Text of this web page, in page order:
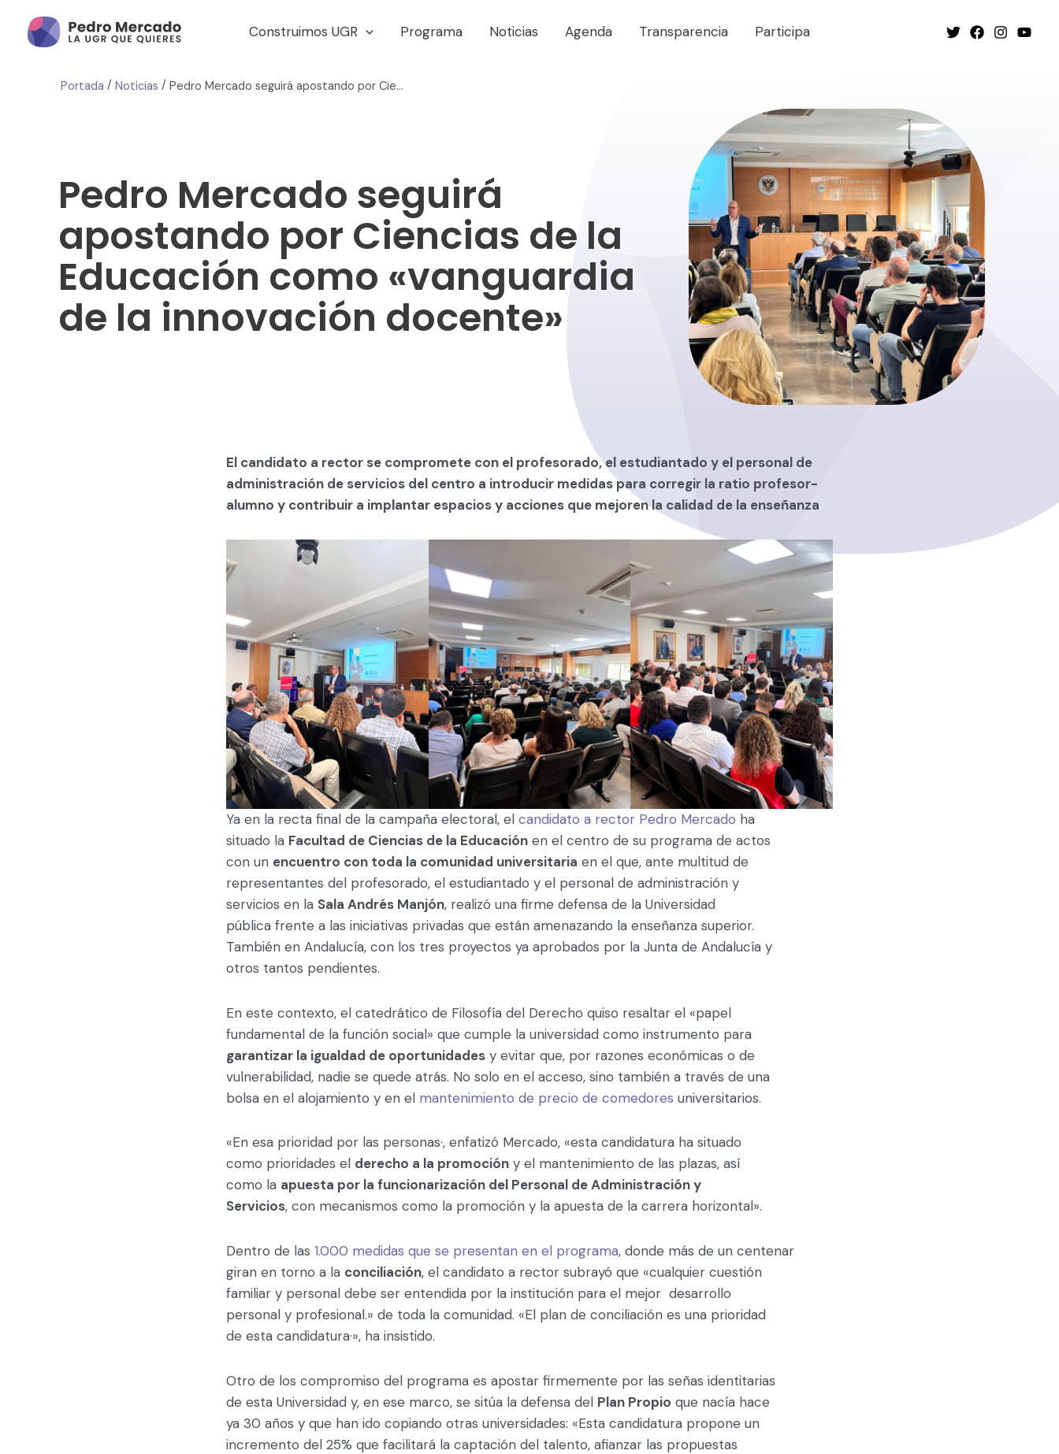
Construimos UGR Programa Noticias Agenda Transparencia Participa
Portada / Noticias / Pedro Mercado seguirá apostando por Ciencias de la Educación como «vanguardia de la innovación docente»
Pedro Mercado seguirá
apostando por Ciencias de la
Educación como «vanguardia
de la innovación docente»
El candidato a rector se compromete con el profesorado, el estudiantado y el personal de
administración de servicios del centro a introducir medidas para corregir la ratio profesor-
alumno y contribuir a implantar espacios y acciones que mejoren la calidad de la enseñanza
Ya en la recta final de la campaña electoral, el candidato a rector Pedro Mercado ha
situado la Facultad de Ciencias de la Educación en el centro de su programa de actos
con un encuentro con toda la comunidad universitaria en el que, ante multitud de
representantes del profesorado, el estudiantado y el personal de administración y
servicios en la Sala Andrés Manjón, realizó una firme defensa de la Universidad
pública frente a las iniciativas privadas que están amenazando la enseñanza superior.
También en Andalucía, con los tres proyectos ya aprobados por la Junta de Andalucía y
otros tantos pendientes.
En este contexto, el catedrático de Filosofía del Derecho quiso resaltar el «papel
fundamental de la función social» que cumple la universidad como instrumento para
garantizar la igualdad de oportunidades y evitar que, por razones económicas o de
vulnerabilidad, nadie se quede atrás. No solo en el acceso, sino también a través de una
bolsa en el alojamiento y en el mantenimiento de precio de comedores universitarios.
«En esa prioridad por las personas·, enfatizó Mercado, «esta candidatura ha situado
como prioridades el derecho a la promoción y el mantenimiento de las plazas, así
como la apuesta por la funcionarización del Personal de Administración y
Servicios, con mecanismos como la promoción y la apuesta de la carrera horizontal».
Dentro de las 1.000 medidas que se presentan en el programa, donde más de un centenar
giran en torno a la conciliación, el candidato a rector subrayó que «cualquier cuestión
familiar y personal debe ser entendida por la institución para el mejor desarrollo
personal y profesional.» de toda la comunidad. «El plan de conciliación es una prioridad
de esta candidatura·», ha insistido.
Otro de los compromiso del programa es apostar firmemente por las señas identitarias
de esta Universidad y, en ese marco, se sitúa la defensa del Plan Propio que nacía hace
ya 30 años y que han ido copiando otras universidades: «Esta candidatura propone un
incremento del 25% que facilitará la captación del talento, afianzar las propuestas